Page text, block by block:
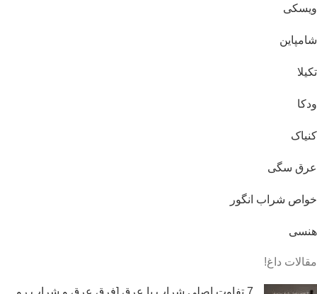
ویسکی
شامپاین
تکیلا
ودکا
کنیاک
عرق سگی
خواص شراب انگور
هنسی
مقالات داغ!